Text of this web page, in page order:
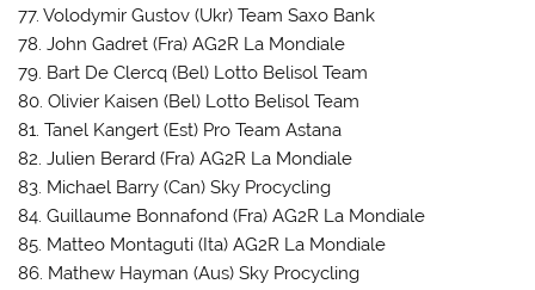
77. Volodymir Gustov (Ukr) Team Saxo Bank
78. John Gadret (Fra) AG2R La Mondiale
79. Bart De Clercq (Bel) Lotto Belisol Team
80. Olivier Kaisen (Bel) Lotto Belisol Team
81. Tanel Kangert (Est) Pro Team Astana
82. Julien Berard (Fra) AG2R La Mondiale
83. Michael Barry (Can) Sky Procycling
84. Guillaume Bonnafond (Fra) AG2R La Mondiale
85. Matteo Montaguti (Ita) AG2R La Mondiale
86. Mathew Hayman (Aus) Sky Procycling